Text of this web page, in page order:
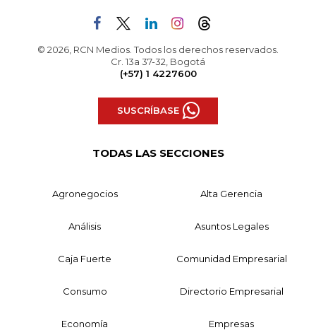
© 2026, RCN Medios. Todos los derechos reservados.
Cr. 13a 37-32, Bogotá
(+57) 1 4227600
SUSCRÍBASE
TODAS LAS SECCIONES
Agronegocios Alta Gerencia
Análisis Asuntos Legales
Caja Fuerte Comunidad Empresarial
Consumo Directorio Empresarial
Economía Empresas